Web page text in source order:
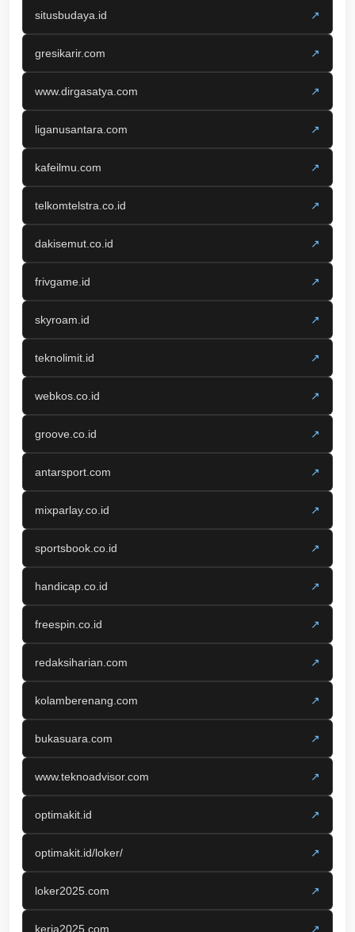
situsbudaya.id ↗
gresikarir.com ↗
www.dirgasatya.com ↗
liganusantara.com ↗
kafeilmu.com ↗
telkomtelstra.co.id ↗
dakisemut.co.id ↗
frivgame.id ↗
skyroam.id ↗
teknolimit.id ↗
webkos.co.id ↗
groove.co.id ↗
antarsport.com ↗
mixparlay.co.id ↗
sportsbook.co.id ↗
handicap.co.id ↗
freespin.co.id ↗
redaksiharian.com ↗
kolamberenang.com ↗
bukasuara.com ↗
www.teknoadvisor.com ↗
optimakit.id ↗
optimakit.id/loker/ ↗
loker2025.com ↗
kerja2025.com ↗